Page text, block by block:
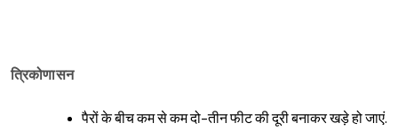
त्रिकोणासन
पैरों के बीच कम से कम दो-तीन फीट की दूरी बनाकर खड़े हो जाएं.